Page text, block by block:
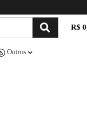
R$
Outros